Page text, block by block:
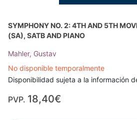
SYMPHONY NO. 2: 4TH AND 5TH
(SA), SATB AND PIANO
Mahler, Gustav
No disponible temporalmente
Disponibilidad sujeta a la información
PVP. 18,40€